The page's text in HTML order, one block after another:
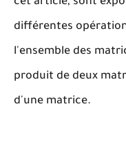
différentes
l'ensemble des
produit de deux
d'une matrice.